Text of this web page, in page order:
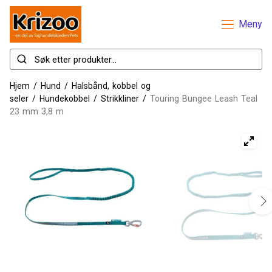
Meny
Hjem / Hund / Halsbånd, kobbel og
seler / Hundekobbel / Strikkliner / Touring Bungee Leash Teal
23 mm 3,8 m